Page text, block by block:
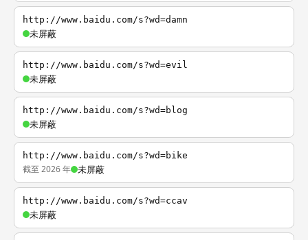
http://www.baidu.com/s?wd=damn
未屏蔽
http://www.baidu.com/s?wd=evil
未屏蔽
http://www.baidu.com/s?wd=blog
未屏蔽
http://www.baidu.com/s?wd=bike
截至 2026 年 未屏蔽
http://www.baidu.com/s?wd=ccav
未屏蔽